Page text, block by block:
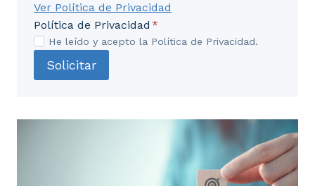
Ver Política de Privacidad
Política de Privacidad *
He leído y acepto la Política de Privacidad.
Solicitar